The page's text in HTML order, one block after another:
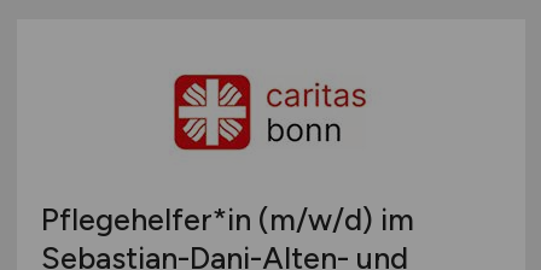
Pflegehelfer*in (m/w/d) im
Sebastian-Dani-Alten- und